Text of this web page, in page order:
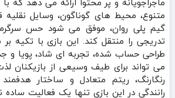
متنوع، محیط‌ های گوناگون، وسایل
گیم‌ پلی روان، موفق می‌ شود حس
تدریجی را منتقل کند. این بازی با تکیه
طراحی حساب‌ شده، تجربه‌ ای شاد، پویا
می‌ تواند برای طیف وسیعی از بازیکنان
رنگارنگ، ریتم متعادل و ساختار
رانندگی در این بازی تنها یک فعالیت